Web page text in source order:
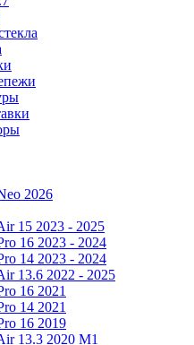
2026
15 2023 - 2025
16 2023 - 2024
14 2023 - 2024
13.6 2022 - 2025
16 2021
14 2021
16 2019
13.3 2020 M1